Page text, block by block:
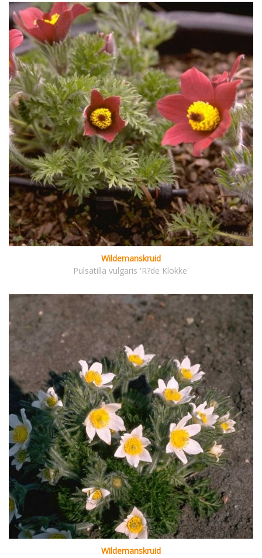
Wildemanskruid
Pulsatilla vulgaris 'R?de Klokke'
Wildemanskruid